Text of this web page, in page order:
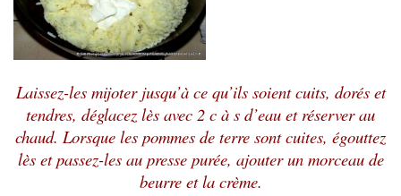
Laissez-les mijoter jusqu’à ce qu’ils soient cuits, dorés et
tendres, déglacez lès avec 2 c à s d’eau et réserver au
chaud. Lorsque les pommes de terre sont cuites, égouttez
lès et passez-les au presse purée, ajouter un morceau de
beurre et la crème.